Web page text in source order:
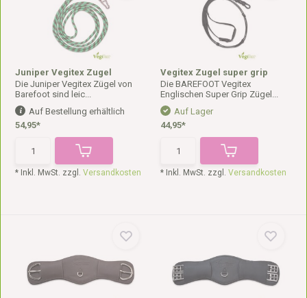
Juniper Vegitex Zugel
Die Juniper Vegitex Zügel von
Barefoot sind leic...
Auf Bestellung erhältlich
54,95*
* Inkl. MwSt. zzgl.Versandkosten
Vegitex Zugel super grip
Die BAREFOOT Vegitex
Englischen Super Grip Zügel...
Auf Lager
44,95*
* Inkl. MwSt. zzgl. Versandkosten